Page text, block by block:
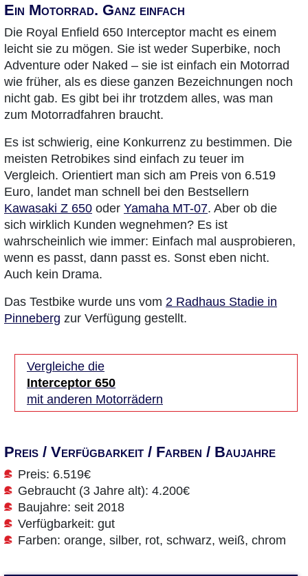
Ein Motorrad. Ganz einfach
Die Royal Enfield 650 Interceptor macht es einem
leicht sie zu mögen. Sie ist weder Superbike, noch
Adventure oder Naked – sie ist einfach ein Motorrad
wie früher, als es diese ganzen Bezeichnungen noch
nicht gab. Es gibt bei ihr trotzdem alles, was man
zum Motorradfahren braucht.
Es ist schwierig, eine Konkurrenz zu bestimmen. Die
meisten Retrobikes sind einfach zu teuer im
Vergleich. Orientiert man sich am Preis von 6.519
Euro, landet man schnell bei den Bestsellern
Kawasaki Z 650 oder Yamaha MT-07. Aber ob die
sich wirklich Kunden wegnehmen? Es ist
wahrscheinlich wie immer: Einfach mal ausprobieren,
wenn es passt, dann passt es. Sonst eben nicht.
Auch kein Drama.
Das Testbike wurde uns vom 2 Radhaus Stadie in
Pinneberg zur Verfügung gestellt.
Vergleiche die
Interceptor 650
mit anderen Motorrädern
Preis / Verfügbarkeit / Farben / Baujahre
Preis: 6.519€
Gebraucht (3 Jahre alt): 4.200€
Baujahre: seit 2018
Verfügbarkeit: gut
Farben: orange, silber, rot, schwarz, weiß, chrom